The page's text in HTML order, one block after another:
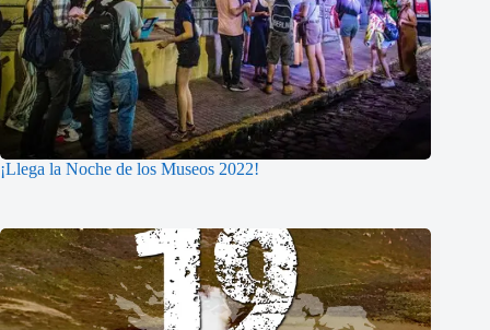
¡Llega la Noche de los Museos 2022!